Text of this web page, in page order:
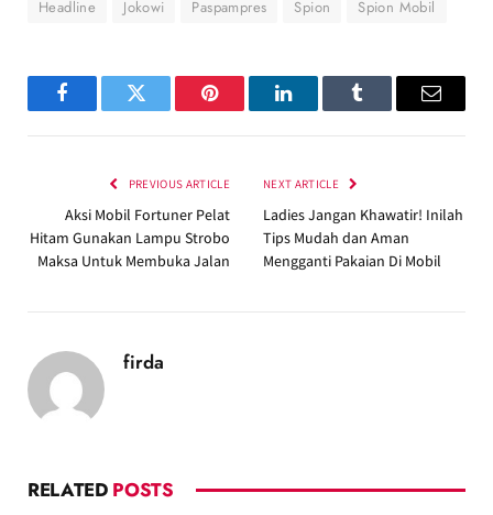
Headline Jokowi Paspampres Spion Spion Mobil
FacebookTwitter Pinterest LinkedInTumblr Email
PREVIOUS ARTICLE
Aksi Mobil Fortuner Pelat
Hitam Gunakan Lampu Strobo
Maksa Untuk Membuka Jalan
NEXT ARTICLE
Ladies Jangan Khawatir! Inilah
Tips Mudah dan Aman
Mengganti Pakaian Di Mobil
firda
RELATED POSTS